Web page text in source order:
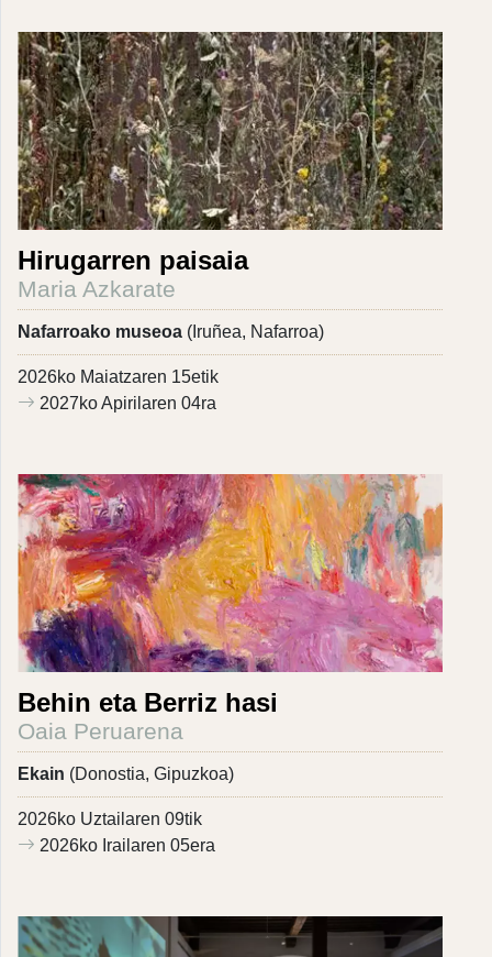
Hirugarren paisaia
Maria Azkarate
Nafarroako museoa (Iruñea, Nafarroa)
2026ko Maiatzaren 15etik
2027ko Apirilaren 04ra
Behin eta Berriz hasi
Oaia Peruarena
Ekain (Donostia, Gipuzkoa)
2026ko Uztailaren 09tik
2026ko Irailaren 05era